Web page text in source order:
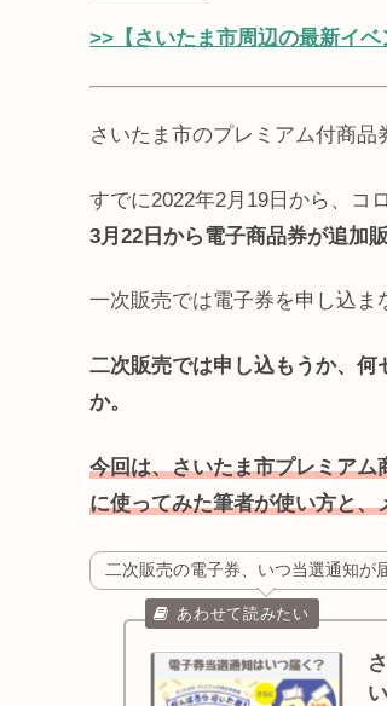
>>【さいたま市周辺の最新イベ
さいたま市のプレミアム付商品
すでに2022年2月19日から、コ
3月22日から電子商品券が追加
一次販売では電子券を申し込ま
二次販売では申し込もうか、何
か。
今回は、さいたま市プレミア
に使ってみた筆者が使い方と
二次販売の電子券、いつ当選通知が